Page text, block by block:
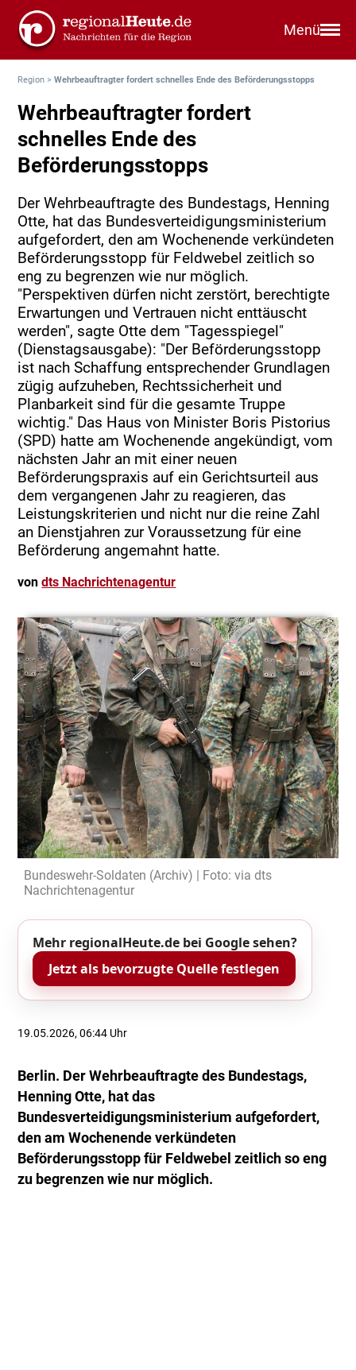
Menü
Region >Wehrbeauftragter fordert schnelles Ende des Beförderungsstopps
Wehrbeauftragter fordert
schnelles Ende des
Beförderungsstopps
Der Wehrbeauftragte des Bundestags, Henning
Otte, hat das Bundesverteidigungsministerium
aufgefordert, den am Wochenende verkündeten
Beförderungsstopp für Feldwebel zeitlich so
eng zu begrenzen wie nur möglich.
"Perspektiven dürfen nicht zerstört, berechtigte
Erwartungen und Vertrauen nicht enttäuscht
werden", sagte Otte dem "Tagesspiegel"
(Dienstagsausgabe): "Der Beförderungsstopp
ist nach Schaffung entsprechender Grundlagen
zügig aufzuheben, Rechtssicherheit und
Planbarkeit sind für die gesamte Truppe
wichtig." Das Haus von Minister Boris Pistorius
(SPD) hatte am Wochenende angekündigt, vom
nächsten Jahr an mit einer neuen
Beförderungspraxis auf ein Gerichtsurteil aus
dem vergangenen Jahr zu reagieren, das
Leistungskriterien und nicht nur die reine Zahl
an Dienstjahren zur Voraussetzung für eine
Beförderung angemahnt hatte.
vondts Nachrichtenagentur
Bundeswehr-Soldaten (Archiv) | Foto: via dts
Nachrichtenagentur
Mehr regionalHeute.de bei Google sehen?
Jetzt als bevorzugte Quelle festlegen
19.05.2026, 06:44 Uhr
Berlin. Der Wehrbeauftragte des Bundestags,
Henning Otte, hat das
Bundesverteidigungsministerium aufgefordert,
den am Wochenende verkündeten
Beförderungsstopp für Feldwebel zeitlich so eng
zu begrenzen wie nur möglich.